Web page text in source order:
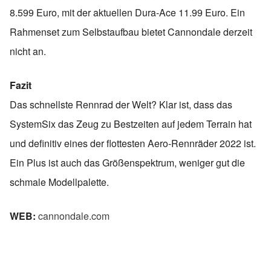
8.599 Euro, mit der aktuellen Dura-Ace 11.99 Euro. Ein
Rahmenset zum Selbstaufbau bietet Cannondale derzeit
nicht an.
Fazit
Das schnellste Rennrad der Welt? Klar ist, dass das
SystemSix das Zeug zu Bestzeiten auf jedem Terrain hat
und definitiv eines der flottesten Aero-Rennräder 2022 ist.
Ein Plus ist auch das Größenspektrum, weniger gut die
schmale Modellpalette.
WEB: cannondale.com